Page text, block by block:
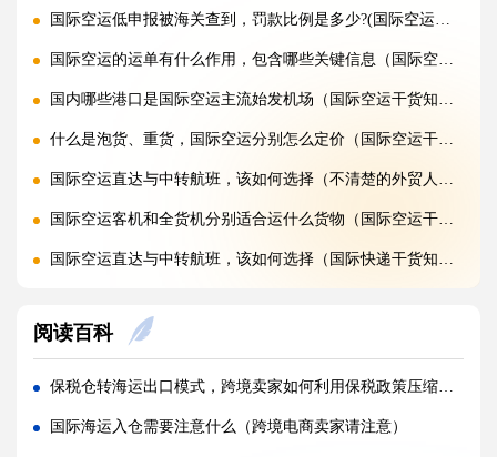
国际空运低申报被海关查到，罚款比例是多少?(国际空运干货知识分享)
国际空运的运单有什么作用，包含哪些关键信息（国际空运干货知识分享）
国内哪些港口是国际空运主流始发机场（国际空运干货知识分享）
什么是泡货、重货，国际空运分别怎么定价（国际空运干货知识分享）
国际空运直达与中转航班，该如何选择（不清楚的外贸人看过来）
国际空运客机和全货机分别适合运什么货物（国际空运干货知识分享）
国际空运直达与中转航班，该如何选择（国际快递干货知识分享）
国际空运和国际快递到底有哪些核心区别（国际物流干货知识分享）
跨境卖家亚马逊 FBA 发货用什么国际快递渠道?(亚马逊卖家必看篇)
加急国际快递真的能提速吗，靠谱吗?(国际快递干货知识分享)
阅读百科
保税仓转海运出口模式，跨境卖家如何利用保税政策压缩成本（国际海运干货知识分享）
国际海运入仓需要注意什么（跨境电商卖家请注意）